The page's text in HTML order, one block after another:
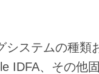
システムの種類
IDFA、その他